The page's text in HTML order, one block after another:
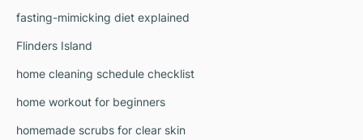
fasting-mimicking diet explained
Flinders Island
home cleaning schedule checklist
home workout for beginners
homemade scrubs for clear skin